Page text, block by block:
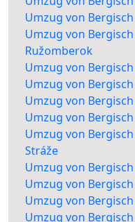
Umzug von
Umzug von
Ružomberok
Umzug von
Umzug von
Umzug von
Umzug von
Umzug von
Stráže
Umzug von
Umzug von
Umzug von
Umzug von